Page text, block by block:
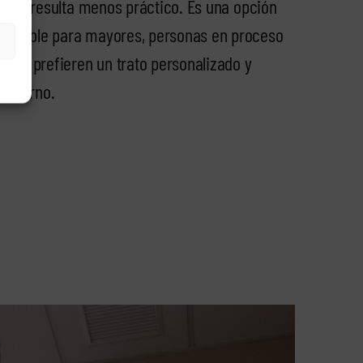
resulta menos práctico. Es una opción
para mayores, personas en proceso
prefieren un trato personalizado y